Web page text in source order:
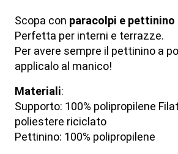
Scopa con paracolpi e
Perfetta per interni e terrazze.
Per avere sempre il pettinino a
applicalo al manico!
Materiali:
Supporto: 100% polipropilene
poliestere riciclato
Pettinino: 100% polipropilene